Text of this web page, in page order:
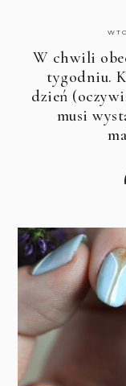
W chwili
tygodniu.
dzień
musi